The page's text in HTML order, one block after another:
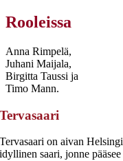
Rooleissa
Anna Rimpelä,
Juhani Maijala,
Birgitta Taussi ja
Timo Mann.
Tervasaari
Tervasaari on aivan
idyllinen saari, jonne